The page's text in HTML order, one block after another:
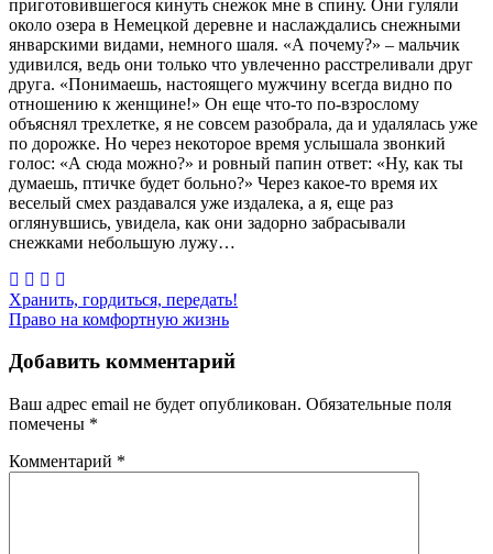
приготовившегося кинуть снежок мне в спину. Они гуляли
около озера в Немецкой деревне и наслаждались снежными
январскими видами, немного шаля. «А почему?» – мальчик
удивился, ведь они только что увлеченно расстреливали друг
друга. «Понимаешь, настоящего мужчину всегда видно по
отношению к женщине!» Он еще что-то по-взрослому
объяснял трехлетке, я не совсем разобрала, да и удалялась уже
по дорожке. Но через некоторое время услышала звонкий
голос: «А сюда можно?» и ровный папин ответ: «Ну, как ты
думаешь, птичке будет больно?» Через какое-то время их
веселый смех раздавался уже издалека, а я, еще раз
оглянувшись, увидела, как они задорно забрасывали
снежками небольшую лужу…
Навигация
по
записям
Хранить, гордиться, передать!
Право на комфортную жизнь
Добавить комментарий
Ваш адрес email не будет опубликован. Обязательные поля
помечены *
Комментарий *